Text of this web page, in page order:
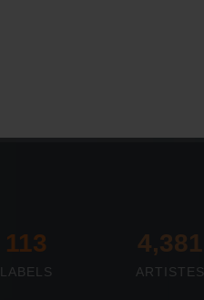
117
LABELS
4,673
ARTISTES